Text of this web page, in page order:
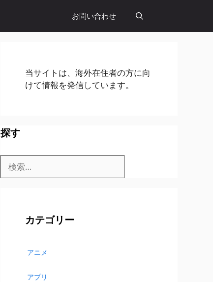
お問い合わせ
当サイトは、海外在住者の方に向
けて情報を発信しています。
探す
索:
カテゴリー
アニメ
アプリ